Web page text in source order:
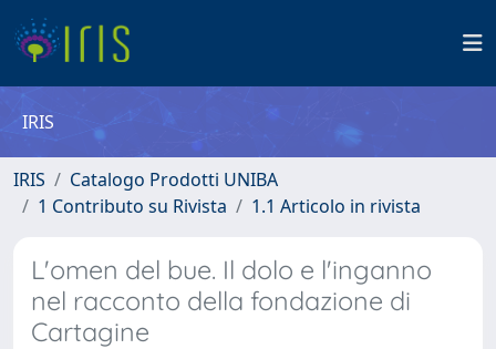
IRIS
IRIS
Catalogo Prodotti UNIBA
1 Contributo su Rivista
1.1 Articolo in rivista
L'omen del bue. Il dolo e l'inganno
nel racconto della fondazione di
Cartagine